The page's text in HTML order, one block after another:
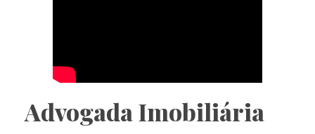
Advogada Imobiliária